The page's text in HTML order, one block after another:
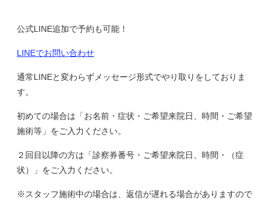
公式LINE追加で予約も可能！
LINEでお問い合わせ
通常LINEと変わらずメッセージ形式でやり取りをしておりま
す。
初めての場合は「お名前・症状・ご希望来院日、時間・ご希望
施術等」をご入力ください。
２回目以降の方は「診察券番号・ご希望来院日、時間・（症
状）」をご入力ください。
※スタッフ施術中の場合は、返信が遅れる場合がありますので